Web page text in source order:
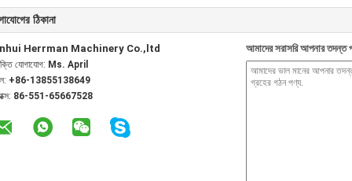
ঠিকানা
Herrman Machinery Co.,ltd
যোগাযোগ: Ms. April
+86-13855138649
86-551-65667528
আমাদের সরাসরি আপনার তদন্ত